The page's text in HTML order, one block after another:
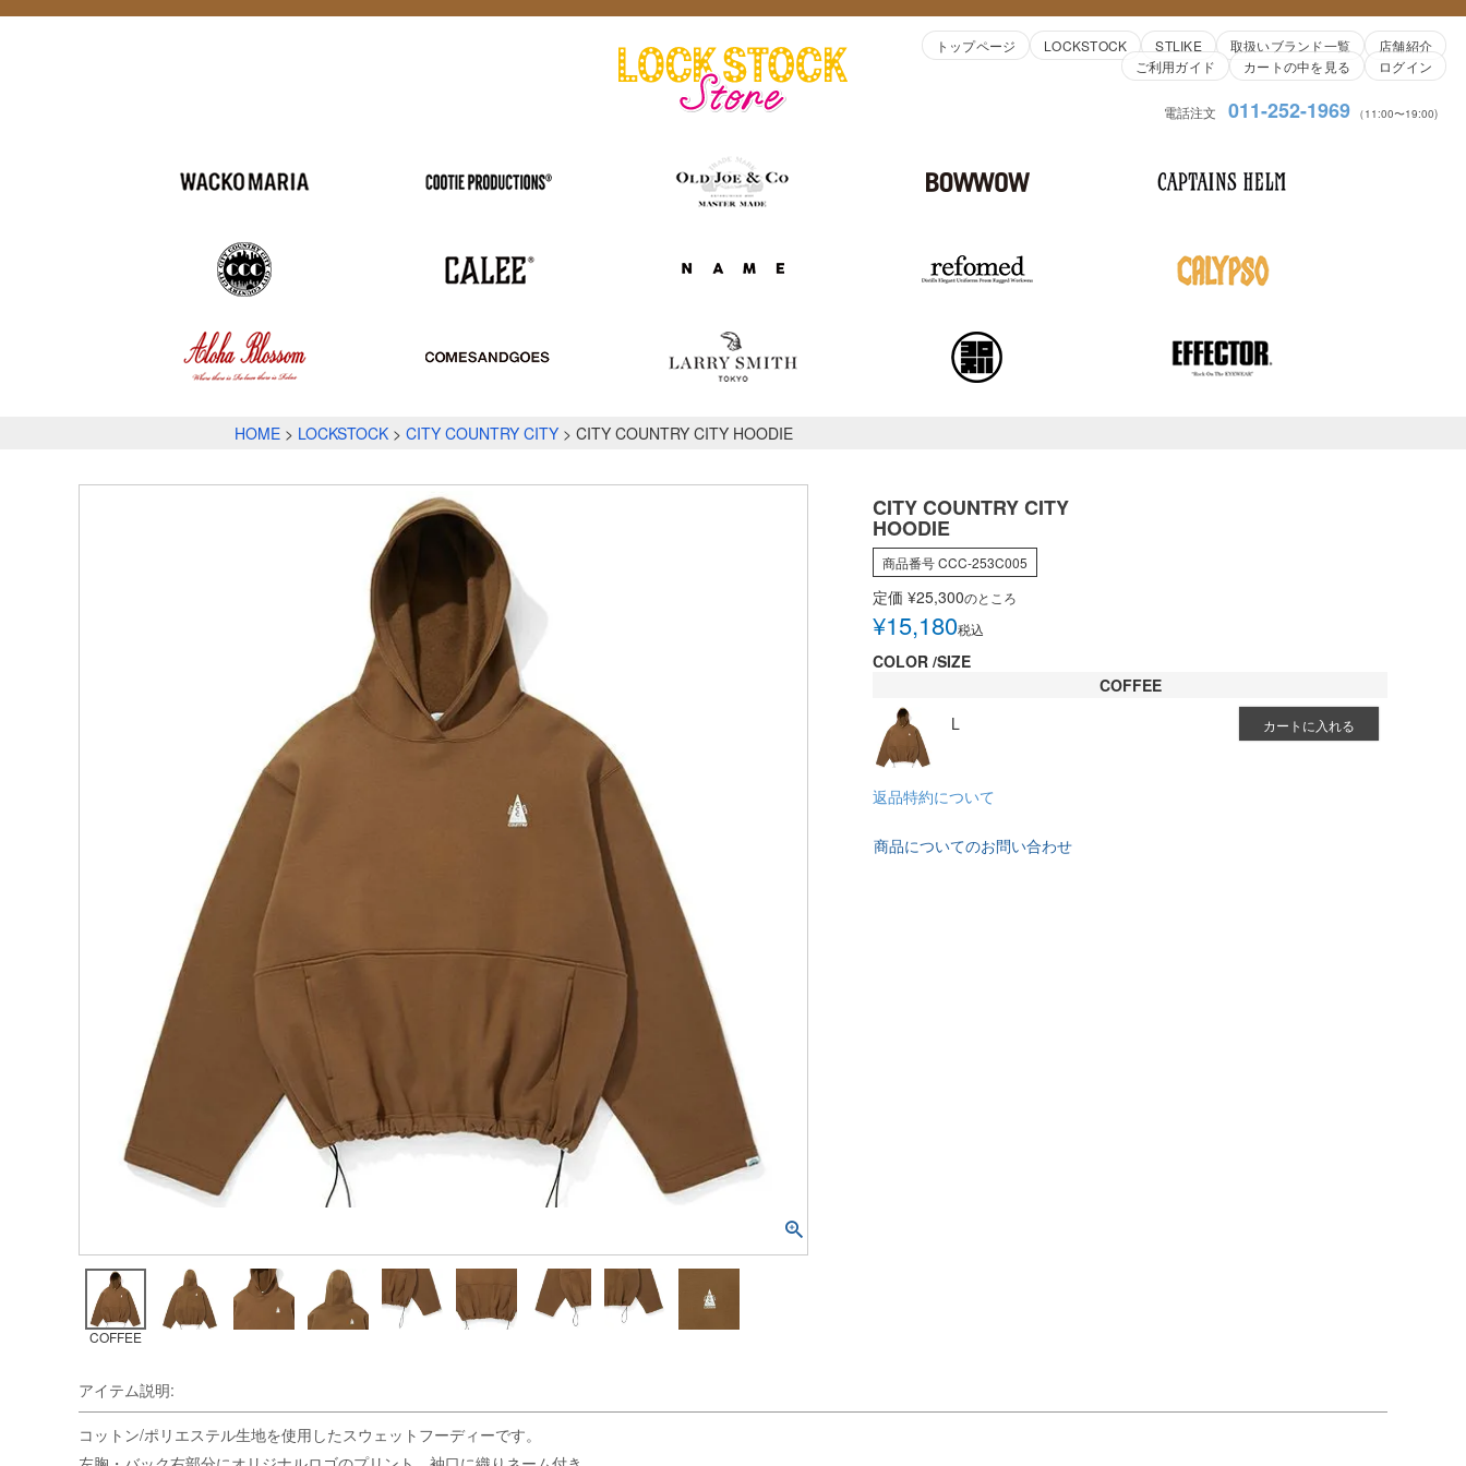
トップページ LOCKSTOCK STLIKE 取扱いブランド一覧
店舗紹介
ご利用ガイド
カートの中を見る ログイン
電話注文 011-252-1969 （11:00〜19:00)
HOME LOCKSTOCK CITY COUNTRY CITY CITY COUNTRY CITY HOODIE
COFFEE
CITY COUNTRY CITY
HOODIE
商品番号CCC-253C005
定価 ¥25,300のところ
¥15,180税込
COLOR SIZE
COFFEE
L
カートに入れる
返品特約について
商品についてのお問い合わせ
アイテム説明:
コットン/ポリエステル生地を使用したスウェットフーディーです。